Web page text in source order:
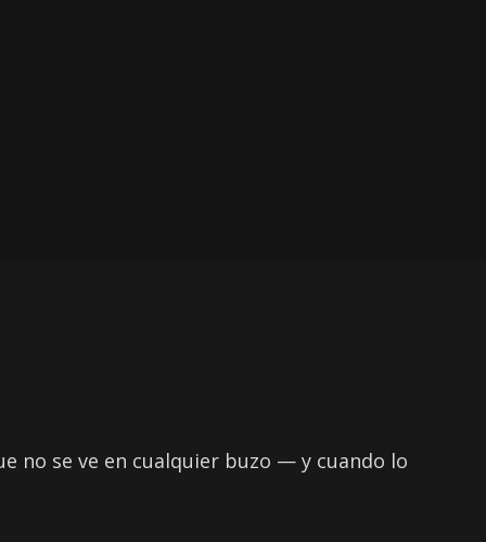
no se ve en cualquier buzo — y cuando lo